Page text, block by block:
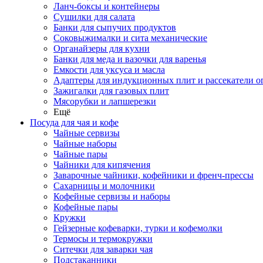
Ланч-боксы и контейнеры
Сушилки для салата
Банки для сыпучих продуктов
Соковыжималки и сита механические
Органайзеры для кухни
Банки для меда и вазочки для варенья
Емкости для уксуса и масла
Адаптеры для индукционных плит и рассекатели
Зажигалки для газовых плит
Мясорубки и лапшерезки
Ещё
Посуда для чая и кофе
Чайные сервизы
Чайные наборы
Чайные пары
Чайники для кипячения
Заварочные чайники, кофейники и френч-прессы
Сахарницы и молочники
Кофейные сервизы и наборы
Кофейные пары
Кружки
Гейзерные кофеварки, турки и кофемолки
Термосы и термокружки
Ситечки для заварки чая
Подстаканники